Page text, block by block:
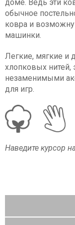
доме. Ведь эти
обычное
ковра и
машинки.
Легкие, мягкие и
хлопковых нитей,
незаменимыми
для игр.
Наведите курсор